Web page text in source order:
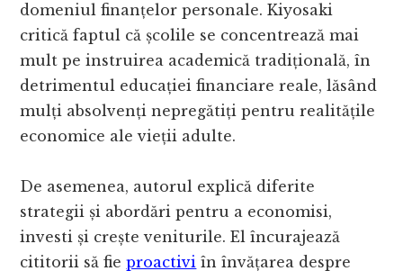
domeniul finanțelor personale. Kiyosaki
critică faptul că școlile se concentrează mai
mult pe instruirea academică tradițională, în
detrimentul educației financiare reale, lăsând
mulți absolvenți nepregătiți pentru realitățile
economice ale vieții adulte.
De asemenea, autorul explică diferite
strategii și abordări pentru a economisi,
investi și crește veniturile. El încurajează
cititorii să fieproactivi în învățarea despre